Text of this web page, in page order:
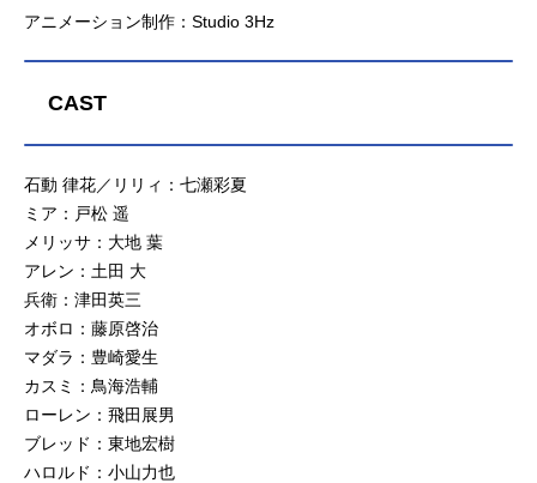
アニメーション制作：Studio 3Hz
CAST
石動 律花／リリィ：七瀬彩夏
ミア：戸松 遥
メリッサ：大地 葉
アレン：土田 大
兵衛：津田英三
オボロ：藤原啓治
マダラ：豊崎愛生
カスミ：鳥海浩輔
ローレン：飛田展男
ブレッド：東地宏樹
ハロルド：小山力也